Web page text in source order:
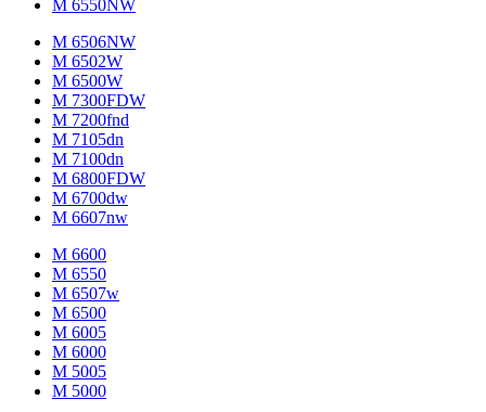
M 6550NW
M 6506NW
M 6502W
M 6500W
M 7300FDW
M 7200fnd
M 7105dn
M 7100dn
M 6800FDW
M 6700dw
M 6607nw
M 6600
M 6550
M 6507w
M 6500
M 6005
M 6000
M 5005
M 5000